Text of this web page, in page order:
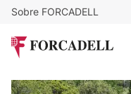
Sobre FORCADELL1.047.000
Vallès